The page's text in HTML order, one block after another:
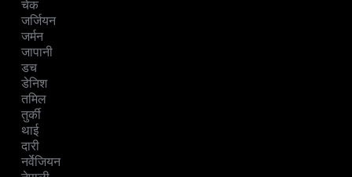
चेक
जर्जियन
जर्मन
जापानी
डच
डेनिश
तमिल
तुर्की
थाई
दारी
नर्वेजियन